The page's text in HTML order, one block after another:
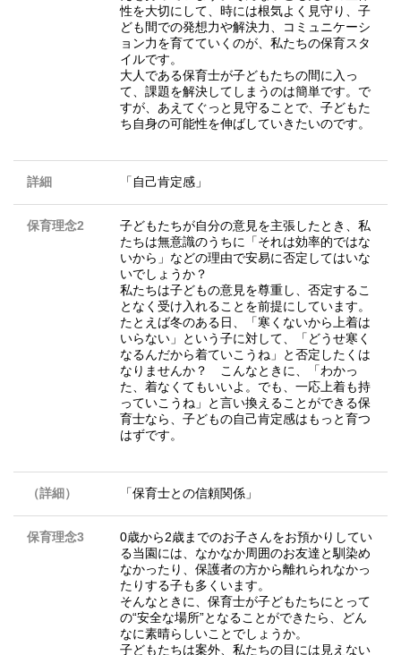
性を大切にして、時には根気よく見守り、子
ども間での発想力や解決力、コミュニケーシ
ョン力を育てていくのが、私たちの保育スタ
イルです。
大人である保育士が子どもたちの間に入っ
て、課題を解決してしまうのは簡単です。で
すが、あえてぐっと見守ることで、子どもた
ち自身の可能性を伸ばしていきたいのです。
詳細 「自己肯定感」
保育理念2
子どもたちが自分の意見を主張したとき、私
たちは無意識のうちに「それは効率的ではな
いから」などの理由で安易に否定してはいな
いでしょうか？
私たちは子どもの意見を尊重し、否定するこ
となく受け入れることを前提にしています。
たとえば冬のある日、「寒くないから上着は
いらない」という子に対して、「どうせ寒く
なるんだから着ていこうね」と否定したくは
なりませんか？ こんなときに、「わかっ
た、着なくてもいいよ。でも、一応上着も持
っていこうね」と言い換えることができる保
育士なら、子どもの自己肯定感はもっと育つ
はずです。
（詳細） 「保育士との信頼関係」
保育理念3
0歳から2歳までのお子さんをお預かりしてい
る当園には、なかなか周囲のお友達と馴染め
なかったり、保護者の方から離れられなかっ
たりする子も多くいます。
そんなときに、保育士が子どもたちにとって
の“安全な場所”となることができたら、どん
なに素晴らしいことでしょうか。
子どもたちは案外、私たちの目には見えない